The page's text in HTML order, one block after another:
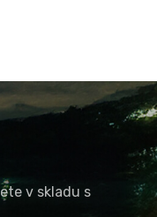
v skladu s